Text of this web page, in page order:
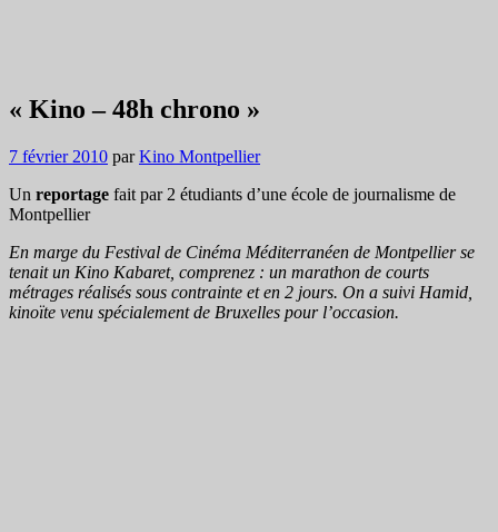
« Kino – 48h chrono »
7 février 2010 parKino Montpellier
Un reportage fait par 2 étudiants d’une école de journalisme de
Montpellier
En marge du Festival de Cinéma Méditerranéen de Montpellier se
tenait un Kino Kabaret, comprenez : un marathon de courts
métrages réalisés sous contrainte et en 2 jours. On a suivi Hamid,
kinoïte venu spécialement de Bruxelles pour l’occasion.